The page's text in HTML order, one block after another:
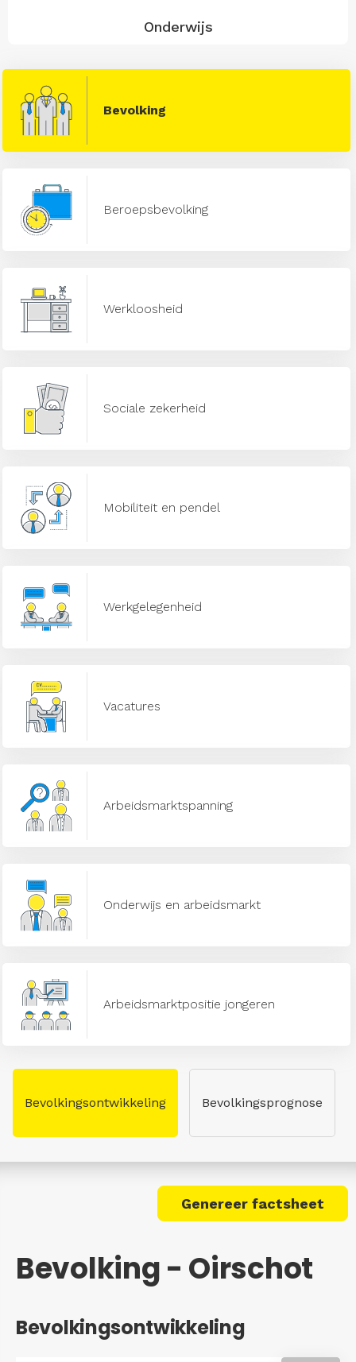
Onderwijs
Bevolking
Beroepsbevolking
Werkloosheid
Sociale zekerheid
Mobiliteit en pendel
Werkgelegenheid
Vacatures
Arbeidsmarktspanning
Onderwijs en arbeidsmarkt
Arbeidsmarktpositie jongeren
Bevolkingsontwikkeling Bevolkingsprognose
Genereer factsheet
Bevolking - Oirschot
Bevolkingsontwikkeling